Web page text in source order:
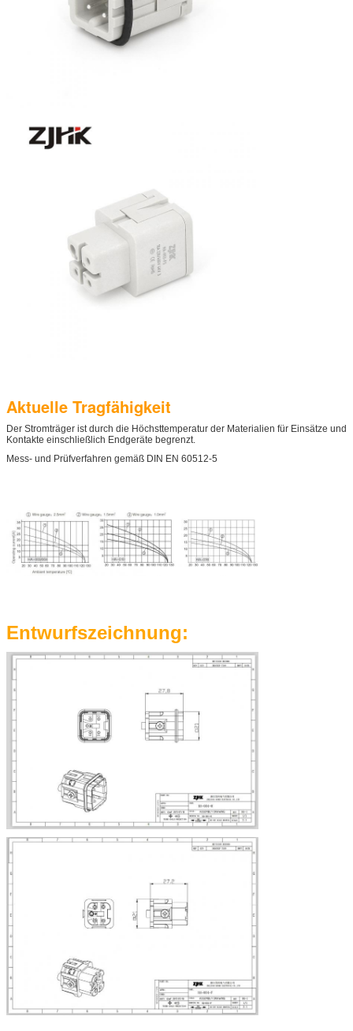
Wir rufen Sie bald zurück!
Aktuelle Tragfähigkeit
Der Stromträger ist durch die Höchsttemperatur der Materialien für Einsätze und
Kontakte einschließlich Endgeräte begrenzt.
Mess- und Prüfverfahren gemäß DIN EN 60512-5
Entwurfszeichnung: